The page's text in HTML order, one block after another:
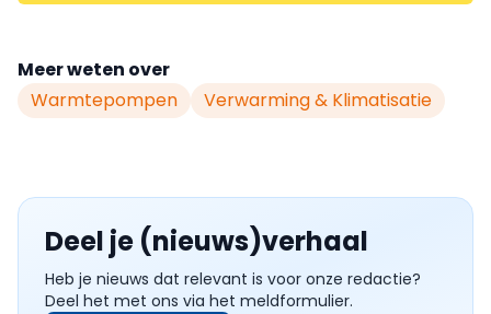
Meer weten over
Warmtepompen
Verwarming & Klimatisatie
Deel je (nieuws)verhaal
Heb je nieuws dat relevant is voor onze redactie?
Deel het met ons via het meldformulier.